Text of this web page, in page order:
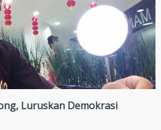
Luruskan Demokrasi